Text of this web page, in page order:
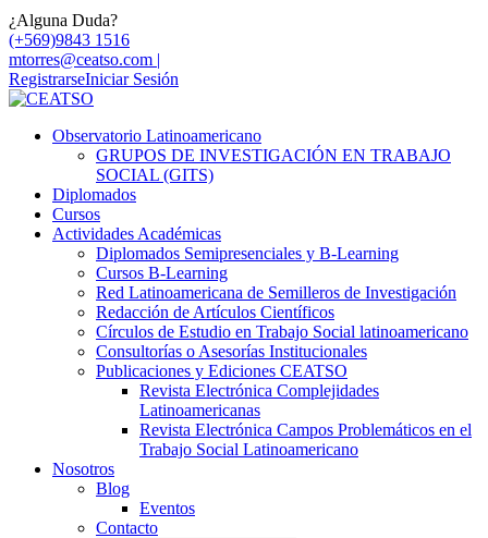
¿Alguna Duda?
(+569)9843 1516
mtorres@ceatso.com |
RegistrarseIniciar Sesión
Observatorio Latinoamericano
GRUPOS DE INVESTIGACIÓN EN TRABAJO
SOCIAL (GITS)
Diplomados
Cursos
Actividades Académicas
Diplomados Semipresenciales y B-Learning
Cursos B-Learning
Red Latinoamericana de Semilleros de Investigación
Redacción de Artículos Científicos
Círculos de Estudio en Trabajo Social latinoamericano
Consultorías o Asesorías Institucionales
Publicaciones y Ediciones CEATSO
Revista Electrónica Complejidades
Latinoamericanas
Revista Electrónica Campos Problemáticos en el
Trabajo Social Latinoamericano
Nosotros
Blog
Eventos
Contacto